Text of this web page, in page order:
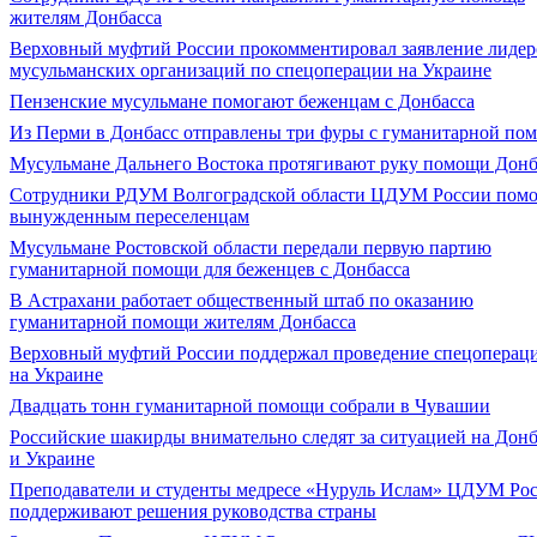
жителям Донбасса
Верховный муфтий России прокомментировал заявление
мусульманских организаций по спецоперации на Украине
Пензенские мусульмане помогают беженцам с Донбасса
Из Перми в Донбасс отправлены три фуры с гуманитарной
Мусульмане Дальнего Востока протягивают руку помощи
Сотрудники РДУМ Волгоградской области ЦДУМ России
вынужденным переселенцам
Мусульмане Ростовской области передали первую партию
гуманитарной помощи для беженцев с Донбасса
В Астрахани работает общественный штаб по оказанию
гуманитарной помощи жителям Донбасса
Верховный муфтий России поддержал проведение
на Украине
Двадцать тонн гуманитарной помощи собрали в Чувашии
Российские шакирды внимательно следят за ситуацией на
и Украине
Преподаватели и студенты медресе «Нуруль Ислам» ЦДУМ
поддерживают решения руководства страны